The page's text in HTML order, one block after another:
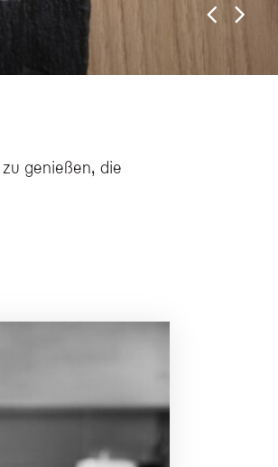
genießen, die